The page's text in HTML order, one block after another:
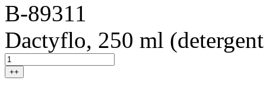
B-89311
Dactyflo, 250 ml
++